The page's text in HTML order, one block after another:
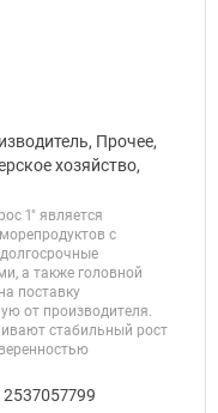
Прочее,
хозяйство,
1" является
с
а также головной
поставку
от производителя.
стабильный рост